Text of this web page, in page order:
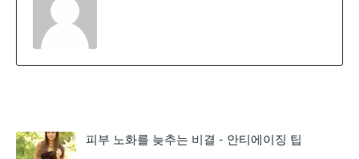
피부 노화를 늦추는 비결 - 안티에이징 팁